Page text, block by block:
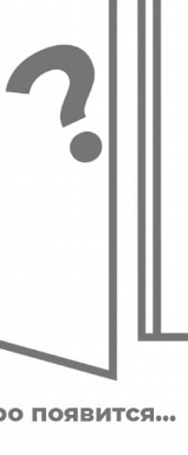
увеличить